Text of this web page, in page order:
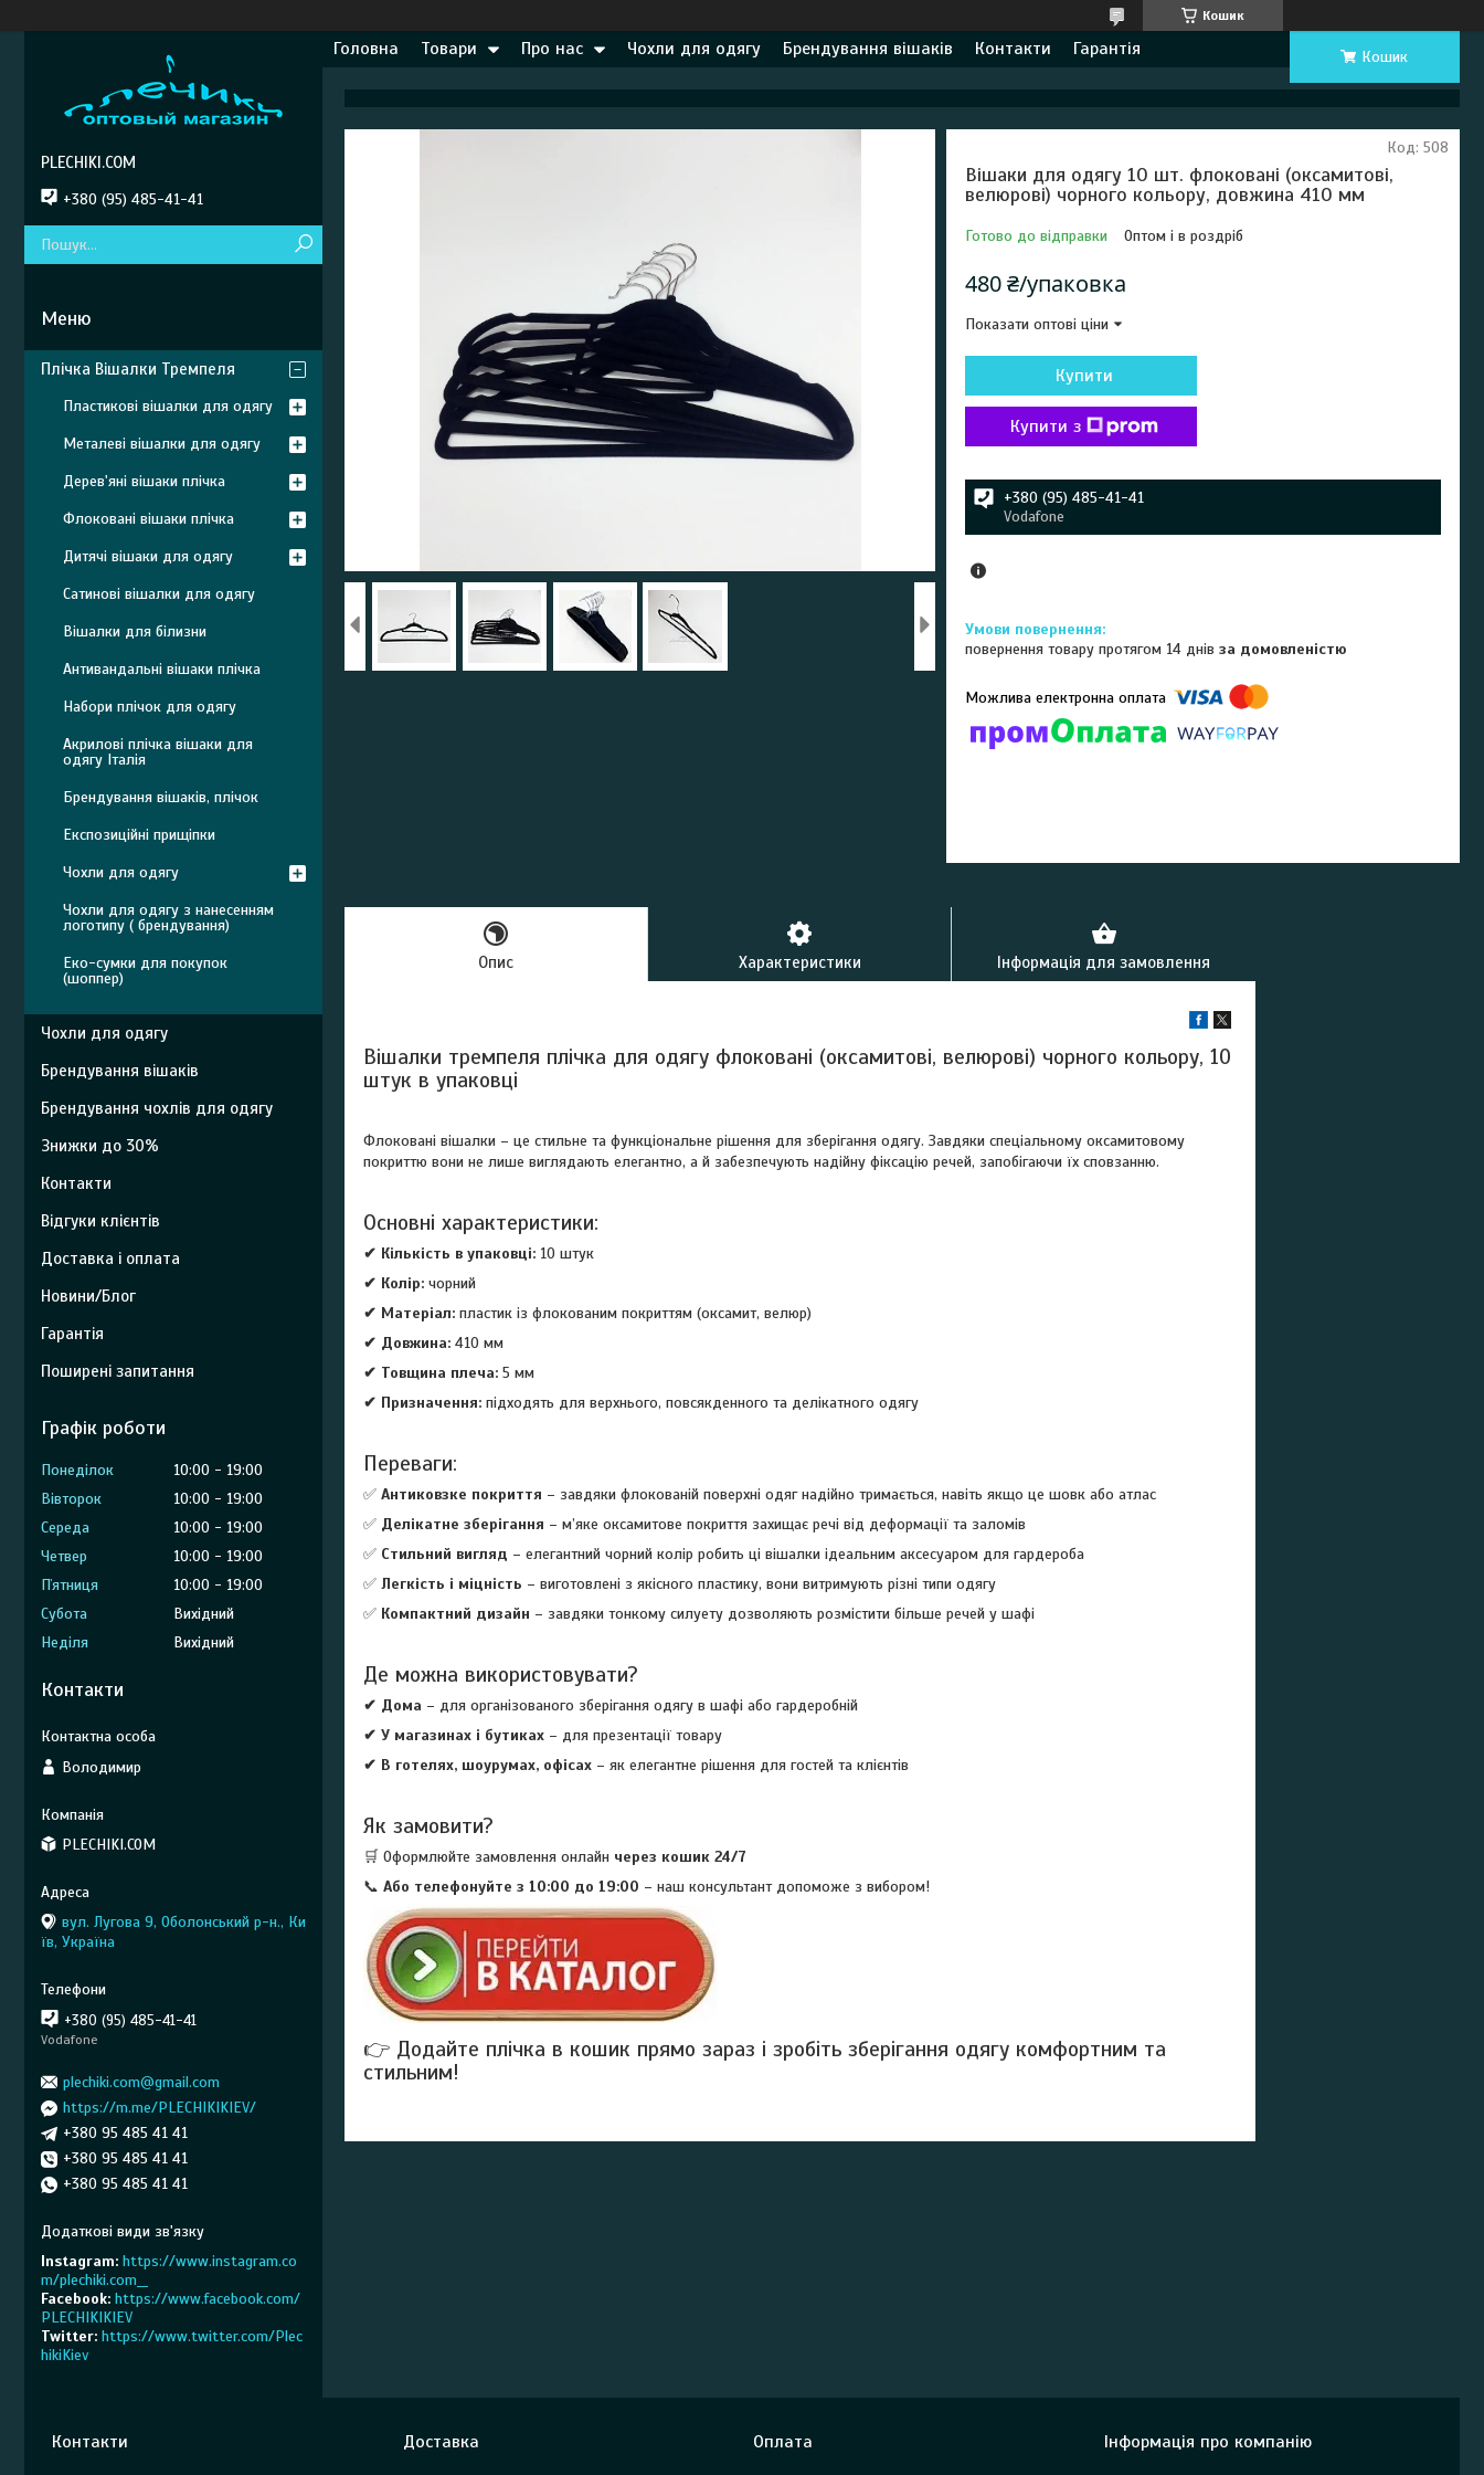
Кошик
Головна Товари Про нас Чохли для одягу Брендування вішаків Контакти Гарантія Кошик
Вішаки для одягу 10 шт. флоковані (оксамитові,
велюрові) чорного кольору, довжина 410 мм
Готово до відправки Оптом і в роздріб
Код: 508
480 ₴/упаковка
Показати оптові ціни
Купити
Купити з
+380 (95) 485-41-41
Vodafone
повернення товару протягом 14 днівза домовленістю
Опис Характеристики Інформація для замовлення
Вішалки тремпеля плічка для одягу флоковані (оксамитові, велюрові) чорного кольору, 10
штук в упаковці
Флоковані вішалки – це стильне та функціональне рішення для зберігання одягу. Завдяки спеціальному оксамитовому
покриттю вони не лише виглядають елегантно, а й забезпечують надійну фіксацію речей, запобігаючи їх сповзанню.
Основні характеристики:
✔ Кількість в упаковці: 10 штук
✔ Колір: чорний
✔ Матеріал: пластик із флокованим покриттям (оксамит, велюр)
✔ Довжина: 410 мм
✔ Товщина плеча: 5 мм
✔ Призначення: підходять для верхнього, повсякденного та делікатного одягу
Переваги:
✅ Антиковзке покриття – завдяки флокованій поверхні одяг надійно тримається, навіть якщо це шовк або атлас
✅ Делікатне зберігання – м’яке оксамитове покриття захищає речі від деформації та заломів
✅ Стильний вигляд – елегантний чорний колір робить ці вішалки ідеальним аксесуаром для гардероба
✅ Легкість і міцність – виготовлені з якісного пластику, вони витримують різні типи одягу
✅ Компактний дизайн – завдяки тонкому силуету дозволяють розмістити більше речей у шафі
Де можна використовувати?
✔ Дома – для організованого зберігання одягу в шафі або гардеробній
✔ У магазинах і бутиках – для презентації товару
✔ В готелях, шоурумах, офісах – як елегантне рішення для гостей та клієнтів
Як замовити?
🛒 Оформлюйте замовлення онлайн через кошик 24/7
📞 Або телефонуйте з 10:00 до 19:00 – наш консультант допоможе з вибором!
👉 Додайте плічка в кошик прямо зараз і зробіть зберігання одягу комфортним та
стильним!
PLECHIKI.COM
+380 (95) 485-41-41
Плічка Вішалки Тремпеля
Пластикові вішалки для одягу
Металеві вішалки для одягу
Дерев'яні вішаки плічка
Флоковані вішаки плічка
Дитячі вішаки для одягу
Сатинові вішалки для одягу
Вішалки для білизни
Антивандальні вішаки плічка
Набори плічок для одягу
Акрилові плічка вішаки для
одягу Італія
Брендування вішаків, плічок
Експозиційні прищіпки
Чохли для одягу
Чохли для одягу з нанесенням
логотипу ( брендування)
Еко-сумки для покупок
(шоппер)
Чохли для одягу
Брендування вішаків
Брендування чохлів для одягу
Знижки до 30%
Контакти
Відгуки клієнтів
Доставка і оплата
Новини/Блог
Гарантія
Поширені запитання
Графік роботи
Понеділок 10:00
19:00
Вівторок
10:00
19:00
Середа
10:00
19:00
Четвер
10:00
19:00
Пʼятниця
10:00
19:00
Субота
Вихідний
Неділя
Вихідний
Контакти
Володимир
PLECHIKI.COM
вул. Лугова 9, Оболонський р-н., Ки
їв, Україна
+380 (95) 485-41-41
Vodafone
plechiki.com@gmail.com
https://m.me/PLECHIKIKIEV/
+380 95 485 41 41
+380 95 485 41 41
+380 95 485 41 41
Instagram https://www.instagram.co
m/plechiki.com__
Facebook https://www.facebook.com/
PLECHIKIKIEV
Twitter https://www.twitter.com/Plec
hikiKiev
Контакти Доставка Оплата Інформація про компанію